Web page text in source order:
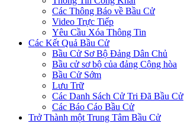
Các Thông Báo về Bầu Cử
Video Trực Tiếp
Yêu Cầu Xóa Thông Tin
Các Kết Quả Bầu Cử
Bầu Cử Sơ Bộ Đảng Dân Chủ
Bầu cử sơ bộ của đảng Cộng hòa
Bầu Cử Sớm
Lưu Trữ
Các Danh Sách Cử Tri Đã Bầu Cử
Các Báo Cáo Bầu Cử
Trở Thành một Trung Tâm Bầu Cử